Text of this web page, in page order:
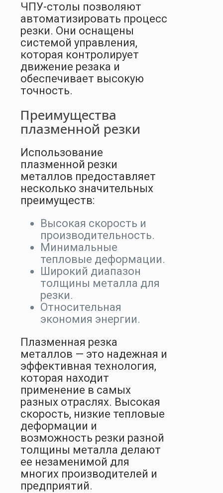
ЧПУ-столы позволяют
автоматизировать процесс
резки. Они оснащены
системой управления,
которая контролирует
движение резака и
обеспечивает высокую
точность.
Преимущества
плазменной резки
Использование
плазменной резки
металлов предоставляет
несколько значительных
преимуществ:
Высокая скорость и
производительность.
Минимальные
тепловые деформации.
Широкий диапазон
толщины металла для
резки.
Относительная
экономия энергии.
Плазменная резка
металлов — это надежная и
эффективная технология,
которая находит
применение в самых
разных отраслях. Высокая
скорость, низкие тепловые
деформации и
возможность резки разной
толщины металла делают
ее незаменимой для
многих производителей и
предприятий.